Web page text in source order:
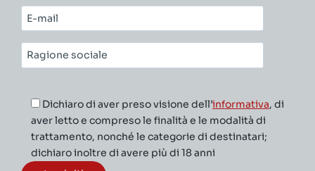
cognome*
E-
mail*
Ragione
sociale*
Dichiaro di aver preso visione dell’informativa, di
aver letto e compreso le finalità e le modalità di
trattamento, nonché le categorie di destinatari;
dichiaro inoltre di avere più di 18 anni